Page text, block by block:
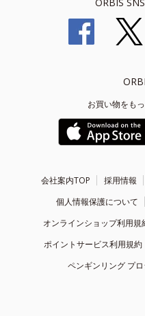
お買い物をも
会社案内TOP 採用情報
個人情報保護について
オンラインショップ利用規
ポイントサービス利用規約
ペンギンリング プロ